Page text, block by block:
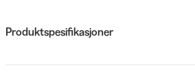
Produktspesifikasjoner